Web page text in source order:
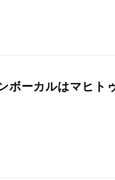
ボーカルはマヒト